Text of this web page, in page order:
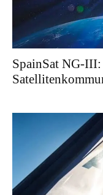
SpainSat NG-